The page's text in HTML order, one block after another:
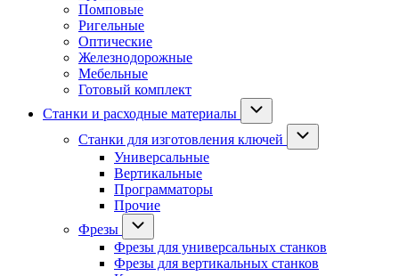
Помповые
Ригельные
Оптические
Железнодорожные
Мебельные
Готовый комплект
Станки и расходные материалы
Станки для изготовления ключей
Универсальные
Вертикальные
Программаторы
Прочие
Фрезы
Фрезы для универсальных станков
Фрезы для вертикальных станков